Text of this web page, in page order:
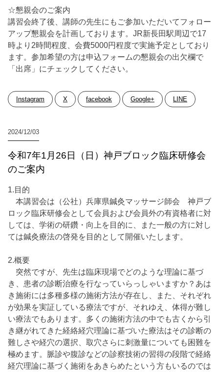
☆懇親会のご案内
講習会終了後、講師の先生にもご参加いただいてフォロー
アップ懇親会を計画しております。JR新長田駅周辺で17
時より2時間程度、会費5000円程度で実施予定としており
ます。参加希望の方は申込フォームの懇親会の出欠欄で
「出席」にチェックしてください。
Instagram X facebook Google+ LINE
2024/12/03
令和7年1月26日（日）神戸ブロック臨床研修会
のご案内
1.目的
本講習会は（公社）兵庫県鍼灸マッサージ師会 神戸ブ
ロック臨床研修会として会員および会員外の有資格者に対
しては、学術の研鑽・向上を目的に、また一般の方に対し
ては鍼灸療法の啓発を目的として開催いたします。
2.概要
突然ですが、先生は臨床現場でどのような理論に基づ
き、患者の診断治療を行なっていらっしゃいますか？あは
き施術には多種多様の施術方法が存在し、また、それぞれ
が効果を実証している療法ですが、それゆえ、体得が難し
い療法でもあります。多くの施術方法の中でも古くから引
き継がれてきた経絡経穴理論に基づいた療法はその診断の
難しさや経穴の選択、取穴さらに刺激量についても困難を
極めます。脈診や腹診などの診察技術の習得の段階で経絡
経穴理論に基づく施術をあきらめたという方もいるのでは